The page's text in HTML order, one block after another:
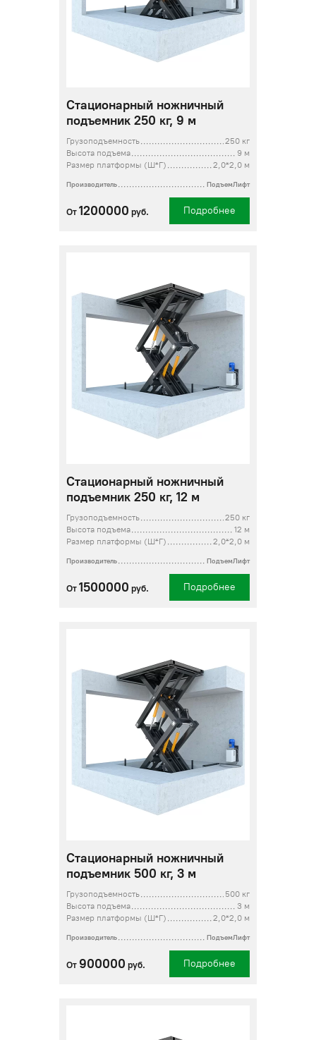
Стационарный ножничный
подъемник 250 кг, 9 м
Грузоподъемность
250 кг
Высота подъема
9 м
Размер платформы (Ш*Г)
2,0*2,0 м
Производитель ПодъемЛифт
От 1200000 руб. Подробнее
Стационарный ножничный
подъемник 250 кг, 12 м
Грузоподъемность
250 кг
Высота подъема
12 м
Размер платформы (Ш*Г)
2,0*2,0 м
Производитель ПодъемЛифт
От 1500000 руб. Подробнее
Стационарный ножничный
подъемник 500 кг, 3 м
Грузоподъемность
500 кг
Высота подъема
3 м
Размер платформы (Ш*Г)
2,0*2,0 м
Производитель ПодъемЛифт
От 900000 руб. Подробнее